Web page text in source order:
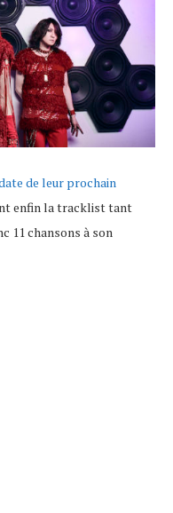
de leur prochain
enfin la tracklist tant
11 chansons à son